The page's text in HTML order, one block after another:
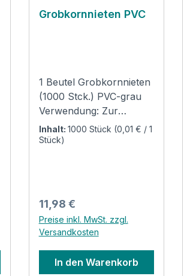
Grobkornnieten PVC
1 Beutel Grobkornnieten
(1000 Stck.) PVC-grau
Verwendung: Zur
Befestigung von PVC-
Nieten auf
Inhalt: 1000 Stück (0,01 € / 1
Stück)
Regulärer Preis:
11,98 €
Preise inkl. MwSt. zzgl.
Versandkosten
In den Warenkorb